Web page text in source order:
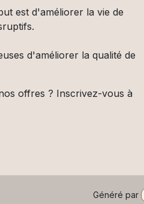
est d'améliorer la vie de
d'améliorer la qualité de
offres ? Inscrivez-vous à
Généré par